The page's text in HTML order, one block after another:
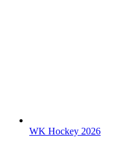
WK Hockey 2026